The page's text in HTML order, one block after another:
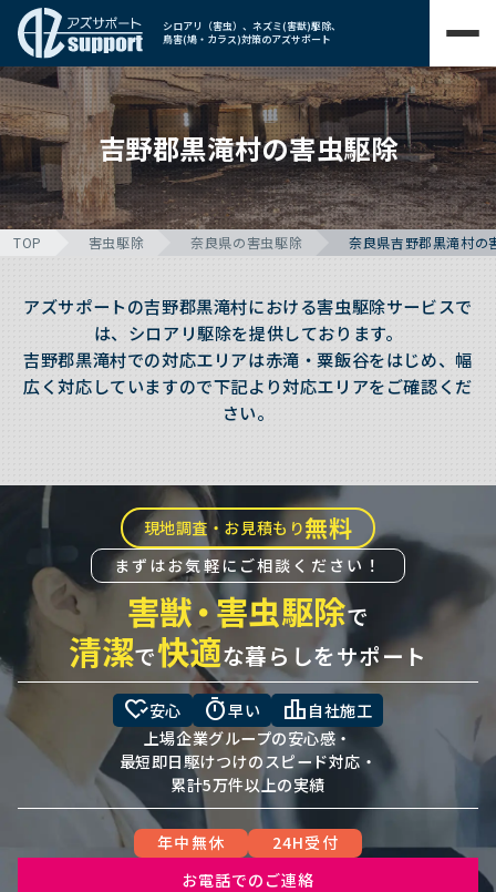
シロアリ（害虫）、ネズミ(害獣)駆除、
鳥害(鳩・カラス)対策のアズサポート
吉野郡黒滝村の害虫駆除
TOP 害虫駆除 奈良県の害虫駆除 奈良県吉野郡黒滝村の
アズサポートの吉野郡黒滝村における害虫駆除サービスで
は、シロアリ駆除を提供しております。
吉野郡黒滝村での対応エリアは赤滝・粟飯谷をはじめ、幅
広く対応していますので下記より対応エリアをご確認くだ
さい。
現地調査・お見積もり無料
まずはお気軽にご相談ください！
害獣・害虫駆除で
清潔で快適な暮らしをサポート
heart_check安心 timer早い leaderboard 自社施工
上場企業グループの安心感・
最短即日駆けつけのスピード対応・
累計5万件以上の実績
年中無休
24H受付
お電話でのご連絡